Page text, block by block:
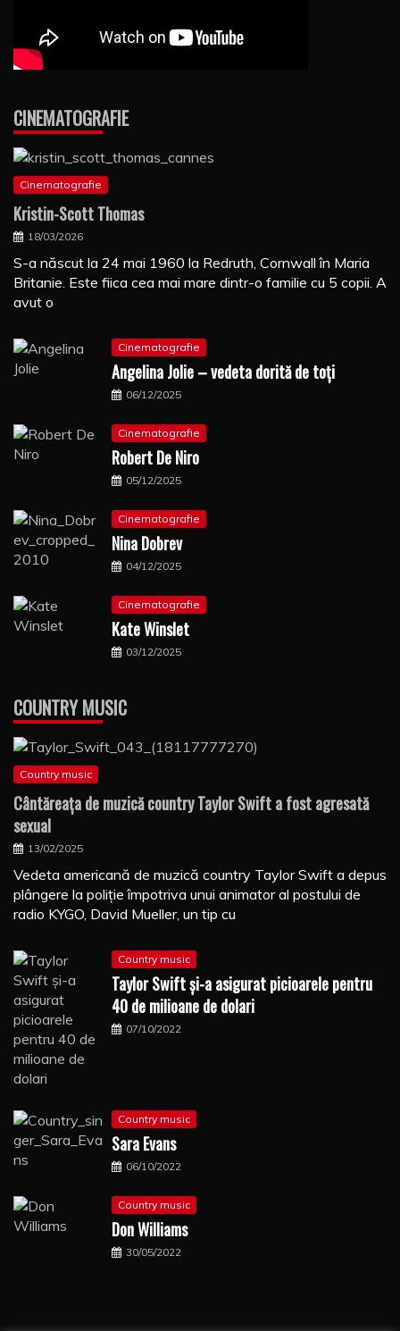
CINEMATOGRAFIE
Cinematografie
Kristin-Scott Thomas
18/03/2026
S-a născut la 24 mai 1960 la Redruth, Cornwall în Maria
Britanie. Este fiica cea mai mare dintr-o familie cu 5 copii. A
avut o
Cinematografie
Angelina Jolie – vedeta dorită de toți
06/12/2025
Cinematografie
Robert De Niro
05/12/2025
Cinematografie
Nina Dobrev
04/12/2025
Cinematografie
Kate Winslet
03/12/2025
COUNTRY MUSIC
Country music
Cântăreaţa de muzică country Taylor Swift a fost agresată
sexual
13/02/2025
Vedeta americană de muzică country Taylor Swift a depus
plângere la poliţie împotriva unui animator al postului de
radio KYGO, David Mueller, un tip cu
Country music
Taylor Swift şi-a asigurat picioarele pentru
40 de milioane de dolari
07/10/2022
Country music
Sara Evans
06/10/2022
Country music
Don Williams
30/05/2022